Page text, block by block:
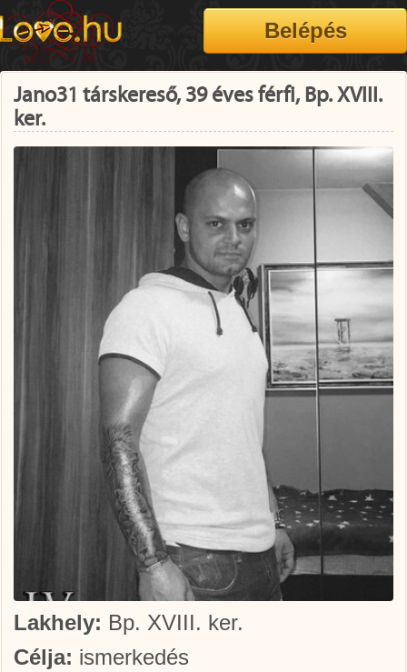
Jano31 társkereső, 39 éves férfi, Bp. XVIII.
ker.
Lakhely: Bp. XVIII. ker.
Célja: ismerkedés